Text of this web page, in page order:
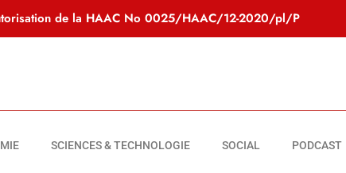
de la HAAC No 0025/HAAC/12-2020/pl/P
SCIENCES & TECHNOLOGIE SOCIAL PODCAST